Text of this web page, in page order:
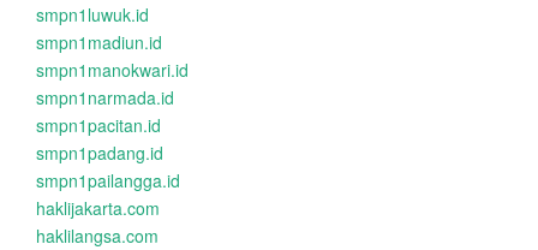
smpn1luwuk.id
smpn1madiun.id
smpn1manokwari.id
smpn1narmada.id
smpn1pacitan.id
smpn1padang.id
smpn1pailangga.id
haklijakarta.com
haklilangsa.com